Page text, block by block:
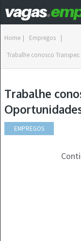
Home | Empregos |
Trabalhe conosco
Trabalhe
EMPREGOS